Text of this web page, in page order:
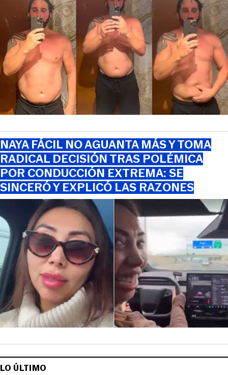
NAYA FÁCIL NO AGUANTA MÁS Y TOMA
RADICAL DECISIÓN TRAS POLÉMICA
POR CONDUCCIÓN EXTREMA: SE
SINCERÓ Y EXPLICÓ LAS RAZONES
LO ÚLTIMO